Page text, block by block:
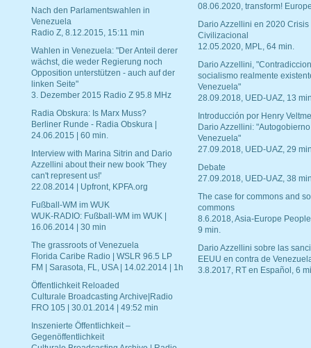
Nach den Parlamentswahlen in
Venezuela
Radio Z, 8.12.2015, 15:11 min
Wahlen in Venezuela: "Der Anteil derer
wächst, die weder Regierung noch
Opposition unterstützen - auch auf der
linken Seite"
3. Dezember 2015 Radio Z 95.8 MHz
Radia Obskura: Is Marx Muss?
Berliner Runde - Radia Obskura |
24.06.2015 | 60 min.
Interview with Marina Sitrin and Dario
Azzellini about their new book 'They
can't represent us!'
22.08.2014 | Upfront, KPFA.org
Fußball-WM im WUK
WUK-RADIO: Fußball-WM im WUK |
16.06.2014 | 30 min
The grassroots of Venezuela
Florida Caribe Radio | WSLR 96.5 LP
FM | Sarasota, FL, USA | 14.02.2014 | 1h
Öffentlichkeit Reloaded
Culturale Broadcasting Archive|Radio
FRO 105 | 30.01.2014 | 49:52 min
Inszenierte Öffentlichkeit –
Gegenöffentlichkeit
08.06.2020, transform!
Dario Azzellini en 2020 Crisis
Civilizacional
12.05.2020, MPL, 64 min.
Dario Azzellini,
socialismo realmente
Venezuela"
28.09.2018, UED-UAZ, 13
Introducción por Henry
Dario Azzellini:
Venezuela"
27.09.2018, UED-UAZ, 29
Debate
27.09.2018, UED-UAZ, 38
The case for commons and
commons
8.6.2018, Asia-Europe
9 min.
Dario Azzellini sobre las
EEUU en contra de
3.8.2017, RT en Español, 6